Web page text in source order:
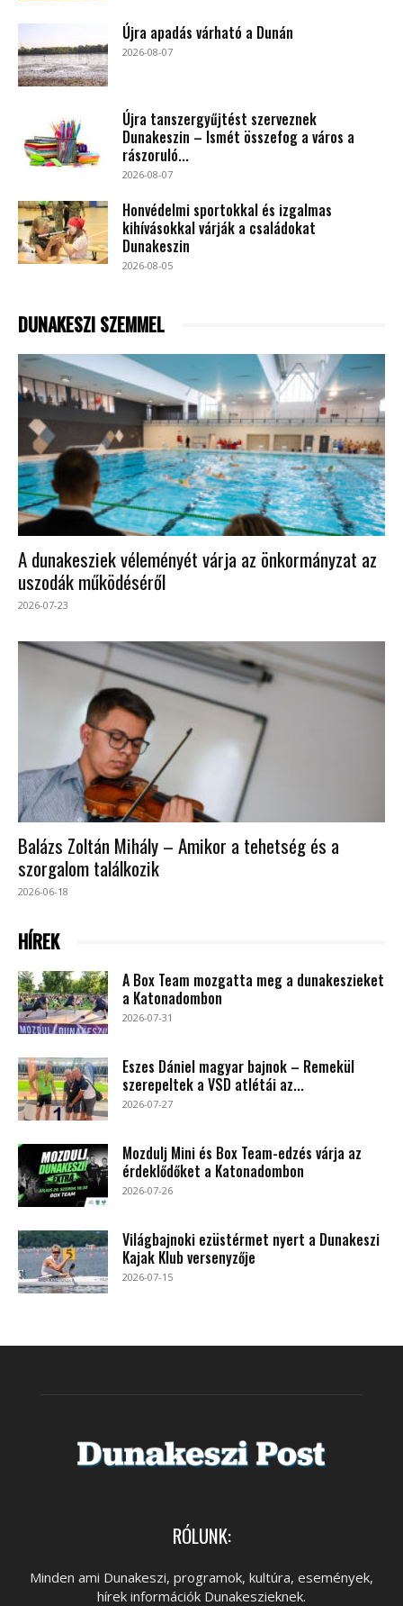
Újra apadás várható a Dunán
2026-08-07
Újra tanszergyűjtést szerveznek
Dunakeszin – Ismét összefog a város a
rászoruló...
2026-08-07
Honvédelmi sportokkal és izgalmas
kihívásokkal várják a családokat
Dunakeszin
2026-08-05
DUNAKESZI SZEMMEL
A dunakesziek véleményét várja az önkormányzat az
uszodák működéséről
2026-07-23
Balázs Zoltán Mihály – Amikor a tehetség és a
szorgalom találkozik
2026-06-18
HÍREK
A Box Team mozgatta meg a dunakeszieket
a Katonadombon
2026-07-31
Eszes Dániel magyar bajnok – Remekül
szerepeltek a VSD atlétái az...
2026-07-27
Mozdulj Mini és Box Team-edzés várja az
érdeklődőket a Katonadombon
2026-07-26
Világbajnoki ezüstérmet nyert a Dunakeszi
Kajak Klub versenyzője
2026-07-15
RÓLUNK:
Minden ami Dunakeszi, programok, kultúra, események,
hírek információk Dunakeszieknek.